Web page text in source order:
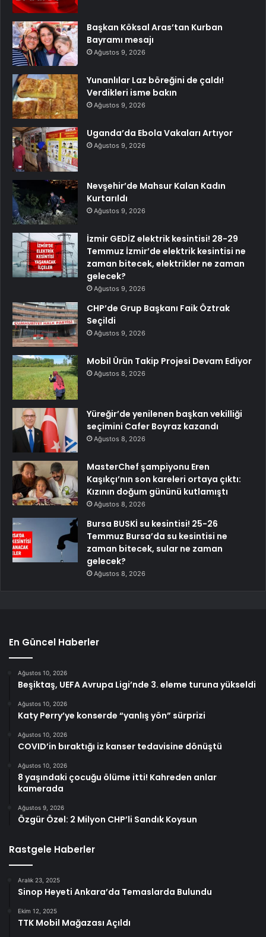
Başkan Köksal Aras’tan Kurban
Bayramı mesajı
Ağustos 9, 2026
Yunanlılar Laz böreğini de çaldı!
Verdikleri isme bakın
Ağustos 9, 2026
Uganda’da Ebola Vakaları Artıyor
Ağustos 9, 2026
Nevşehir’de Mahsur Kalan Kadın
Kurtarıldı
Ağustos 9, 2026
İzmir GEDİZ elektrik kesintisi! 28-29
Temmuz İzmir’de elektrik kesintisi ne
zaman bitecek, elektrikler ne zaman
gelecek?
Ağustos 9, 2026
CHP’de Grup Başkanı Faik Öztrak
Seçildi
Ağustos 9, 2026
Mobil Ürün Takip Projesi Devam Ediyor
Ağustos 8, 2026
Yüreğir’de yenilenen başkan vekilliği
seçimini Cafer Boyraz kazandı
Ağustos 8, 2026
MasterChef şampiyonu Eren
Kaşıkçı’nın son kareleri ortaya çıktı:
Kızının doğum gününü kutlamıştı
Ağustos 8, 2026
Bursa BUSKİ su kesintisi! 25-26
Temmuz Bursa’da su kesintisi ne
zaman bitecek, sular ne zaman
gelecek?
Ağustos 8, 2026
En Güncel Haberler
Ağustos 10, 2026
Beşiktaş, UEFA Avrupa Ligi’nde 3. eleme turuna yükseldi
Ağustos 10, 2026
Katy Perry’ye konserde “yanlış yön” sürprizi
Ağustos 10, 2026
COVID’in bıraktığı iz kanser tedavisine dönüştü
Ağustos 10, 2026
8 yaşındaki çocuğu ölüme itti! Kahreden anlar
kamerada
Ağustos 9, 2026
Özgür Özel: 2 Milyon CHP’li Sandık Koysun
Rastgele Haberler
Aralık 23, 2025
Sinop Heyeti Ankara’da Temaslarda Bulundu
Ekim 12, 2025
TTK Mobil Mağazası Açıldı